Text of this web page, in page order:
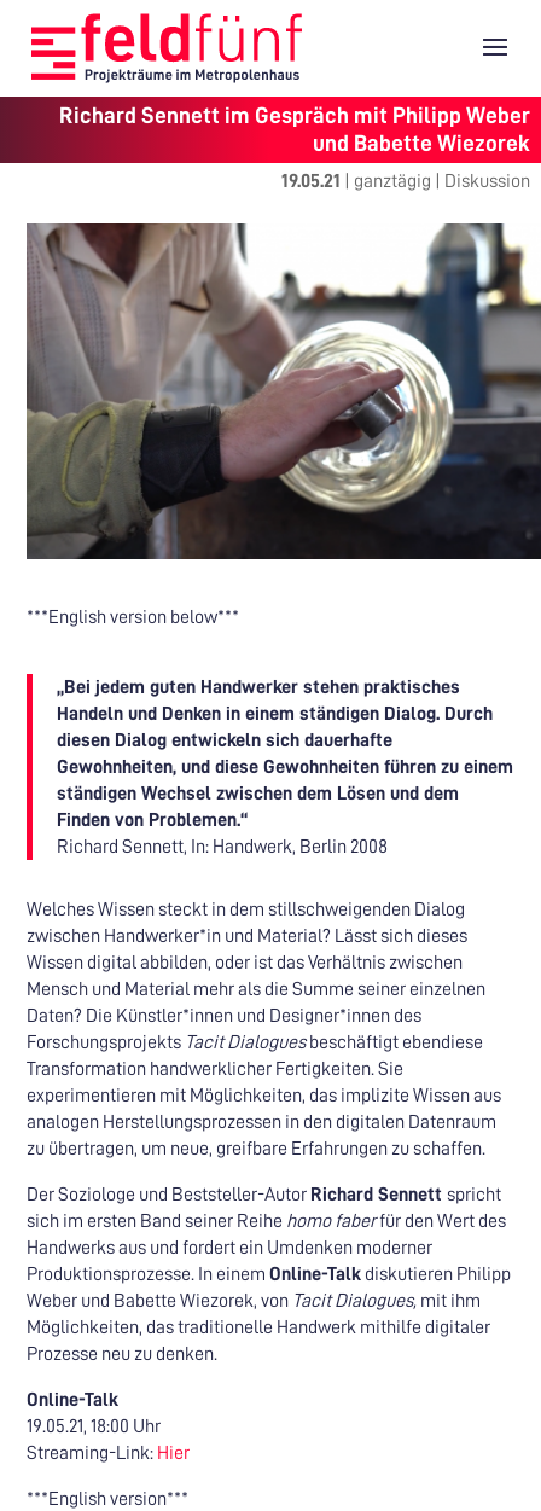
Richard Sennett im Gespräch mit Philipp Weber
und Babette Wiezorek
19.05.21 ganztägig Diskussion
***English version below***
„Bei jedem guten Handwerker stehen praktisches
Handeln und Denken in einem ständigen Dialog. Durch
diesen Dialog entwickeln sich dauerhafte
Gewohnheiten, und diese Gewohnheiten führen zu einem
ständigen Wechsel zwischen dem Lösen und dem
Finden von Problemen.“
Richard Sennett, In: Handwerk, Berlin 2008
Welches Wissen steckt in dem stillschweigenden Dialog
zwischen Handwerker*in und Material? Lässt sich dieses
Wissen digital abbilden, oder ist das Verhältnis zwischen
Mensch und Material mehr als die Summe seiner einzelnen
Daten? Die Künstler*innen und Designer*innen des
Forschungsprojekts Tacit Dialoguesbeschäftigt ebendiese
Transformation handwerklicher Fertigkeiten. Sie
experimentieren mit Möglichkeiten, das implizite Wissen aus
analogen Herstellungsprozessen in den digitalen Datenraum
zu übertragen, um neue, greifbare Erfahrungen zu schaffen.
Der Soziologe und Beststeller-Autor Richard Sennett spricht
sich im ersten Band seiner Reihe homo faberfür den Wert des
Handwerks aus und fordert ein Umdenken moderner
Produktionsprozesse. In einemOnline-Talk diskutieren Philipp
Weber und Babette Wiezorek, von Tacit Dialogues, mit ihm
Möglichkeiten, das traditionelle Handwerk mithilfe digitaler
Prozesse neu zu denken.
Online-Talk
19.05.21, 18:00 Uhr
Streaming-Link: Hier
***English version***